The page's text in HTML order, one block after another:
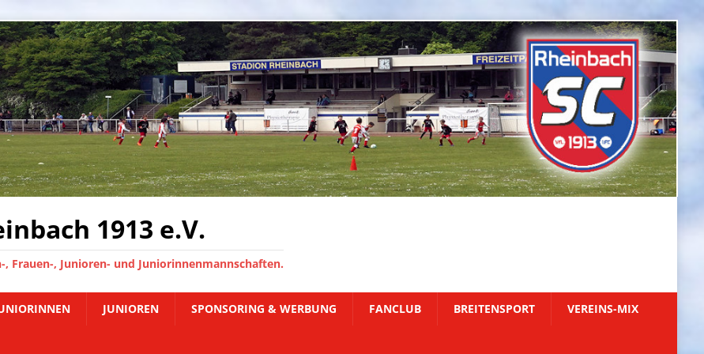
1913 e.V.
Frauen-, Junioren- und Juniorinnenmannschaften.
JUNIOREN SPONSORING & WERBUNG FANCLUB BREITENSPORT VEREINS-MIX